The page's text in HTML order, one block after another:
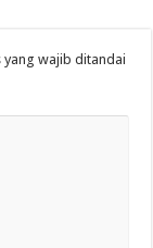
yang wajib ditandai